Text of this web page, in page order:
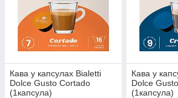
Кава у капсулах Bialetti
Dolce Gusto Cortado
(1капсула)
Кава у
Dolce
(1капсула)